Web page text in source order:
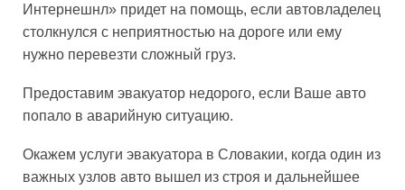
Интернешнл» придет на помощь, если автовладелец
столкнулся с неприятностью на дороге или ему
нужно перевезти сложный груз.
Предоставим эвакуатор недорого, если Ваше авто
попало в аварийную ситуацию.
Окажем услуги эвакуатора в Словакии, когда один из
важных узлов авто вышел из строя и дальнейшее